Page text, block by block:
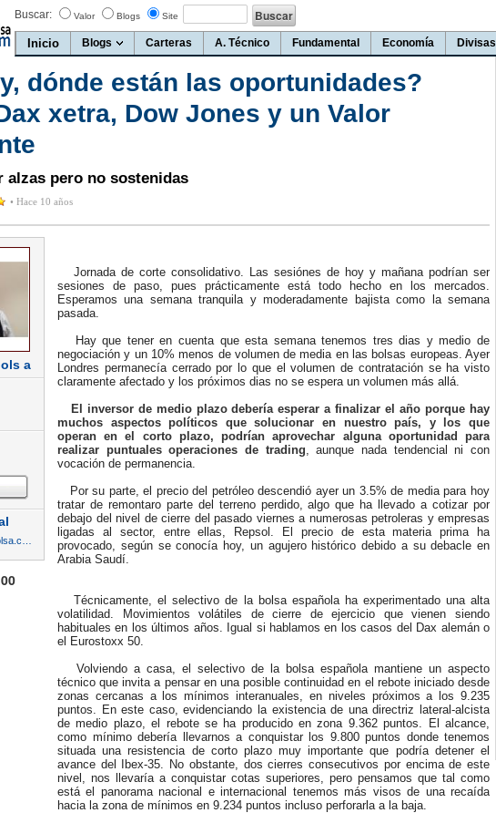
Buscar: Valor Blogs Site
Inicio Blogs Carteras A. Técnico Fundamental Economía Divisas
dónde están las oportunidades?
xetra, Dow Jones y un Valor
alzas pero no sostenidas
• Hace 10 años
a
Jornada de corte consolidativo. Las sesiónes de hoy y mañana podrían ser
sesiones de paso, pues prácticamente está todo hecho en los mercados.
Esperamos una semana tranquila y moderadamente bajista como la semana
pasada.
Hay que tener en cuenta que esta semana tenemos tres dias y medio de
negociación y un 10% menos de volumen de media en las bolsas europeas. Ayer
Londres permanecía cerrado por lo que el volumen de contratación se ha visto
claramente afectado y los próximos dias no se espera un volumen más allá.
El inversor de medio plazo debería esperar a finalizar el año porque hay
muchos aspectos políticos que solucionar en nuestro país, y los que
operan en el corto plazo, podrían aprovechar alguna oportunidad para
realizar puntuales operaciones de trading, aunque nada tendencial ni con
vocación de permanencia.
Por su parte, el precio del petróleo descendió ayer un 3.5% de media para hoy
tratar de remontaro parte del terreno perdido, algo que ha llevado a cotizar por
debajo del nivel de cierre del pasado viernes a numerosas petroleras y empresas
ligadas al sector, entre ellas, Repsol. El precio de esta materia prima ha
provocado, según se conocía hoy, un agujero histórico debido a su debacle en
Arabia Saudí.
Técnicamente, el selectivo de la bolsa española ha experimentado una alta
volatilidad. Movimientos volátiles de cierre de ejercicio que vienen siendo
habituales en los últimos años. Igual si hablamos en los casos del Dax alemán o
el Eurostoxx 50.
Volviendo a casa, el selectivo de la bolsa española mantiene un aspecto
técnico que invita a pensar en una posible continuidad en el rebote iniciado desde
zonas cercanas a los mínimos interanuales, en niveles próximos a los 9.235
puntos. En este caso, evidenciando la existencia de una directriz lateral-alcista
de medio plazo, el rebote se ha producido en zona 9.362 puntos. El alcance,
como mínimo debería llevarnos a conquistar los 9.800 puntos donde tenemos
situada una resistencia de corto plazo muy importante que podría detener el
avance del Ibex-35. No obstante, dos cierres consecutivos por encima de este
nivel, nos llevaría a conquistar cotas superiores, pero pensamos que tal como
está el panorama nacional e internacional tenemos más visos de una recaída
hacia la zona de mínimos en 9.234 puntos incluso perforarla a la baja.